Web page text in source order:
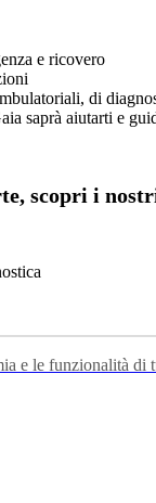
e ricovero
di
saprà aiutarti e
scopri i
e le funzionalità